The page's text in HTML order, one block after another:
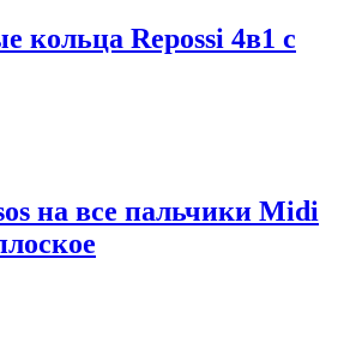
кольца Repossi 4в1 с
на все пальчики Midi